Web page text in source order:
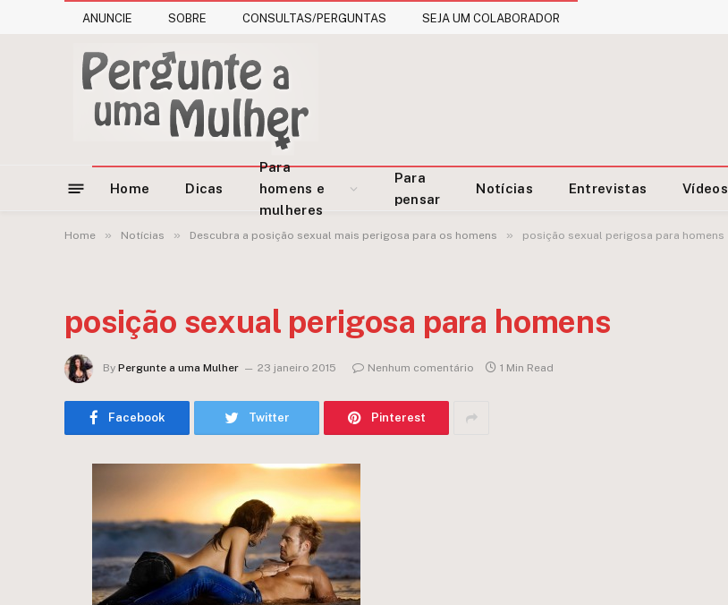
ANUNCIE SOBRE CONSULTAS/PERGUNTAS SEJA UM COLABORADOR
Home Dicas
Para
homens e
mulheres
Para
pensar
Notícias Entrevistas Vídeos
Home » Notícias » Descubra a posição sexual mais perigosa para os homens » posição sexual perigosa para homens
posição sexual perigosa para homens
By Pergunte a uma Mulher 23 janeiro 2015 Nenhum comentário 1 Min Read
Facebook Twitter Pinterest